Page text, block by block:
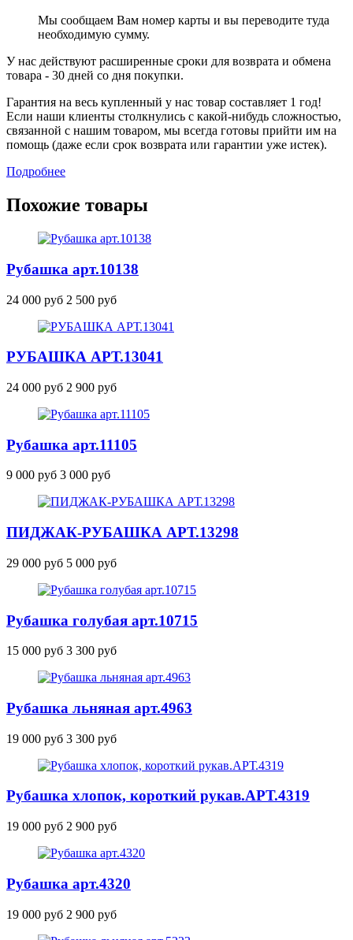
Мы сообщаем Вам номер карты и вы переводите туда
необходимую сумму.
У нас действуют расширенные сроки для возврата и обмена
товара - 30 дней со дня покупки.
Гарантия на весь купленный у нас товар составляет 1 год!
Если наши клиенты столкнулись с какой-нибудь сложностью,
связанной с нашим товаром, мы всегда готовы прийти им на
помощь (даже если срок возврата или гарантии уже истек).
Подробнее
Похожие товары
Рубашка арт.10138
24 000 руб 2 500 руб
РУБАШКА АРТ.13041
24 000 руб 2 900 руб
Рубашка арт.11105
9 000 руб 3 000 руб
ПИДЖАК-РУБАШКА АРТ.13298
29 000 руб 5 000 руб
Рубашка голубая арт.10715
15 000 руб 3 300 руб
Рубашка льняная арт.4963
19 000 руб 3 300 руб
Рубашка хлопок, короткий рукав.АРТ.4319
19 000 руб 2 900 руб
Рубашка арт.4320
19 000 руб 2 900 руб